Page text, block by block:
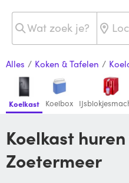
Alles / Koken & Tafelen /
Koelkast Koelbox
Koelkast huren van je buren in
Zoetermeer